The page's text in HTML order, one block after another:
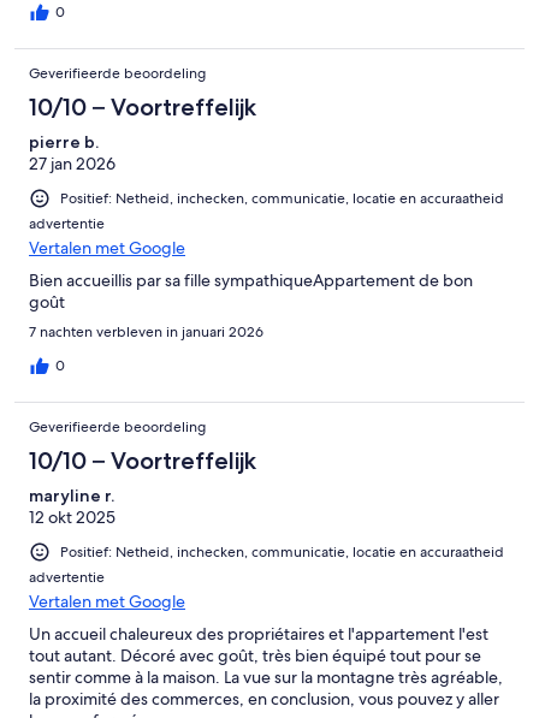
0
Geverifieerde beoordeling
10/10 – Voortreffelijk
pierre b.
27 jan 2026
Positief: Netheid, inchecken, communicatie, locatie en accuraatheid
advertentie
Vertalen met Google
Bien accueillis par sa fille sympathiqueAppartement de bon
goût
7 nachten verbleven in januari 2026
0
Geverifieerde beoordeling
10/10 – Voortreffelijk
maryline r.
12 okt 2025
Positief: Netheid, inchecken, communicatie, locatie en accuraatheid
advertentie
Vertalen met Google
Un accueil chaleureux des propriétaires et l'appartement l'est
tout autant. Décoré avec goût, très bien équipé tout pour se
sentir comme à la maison. La vue sur la montagne très agréable,
la proximité des commerces, en conclusion, vous pouvez y aller